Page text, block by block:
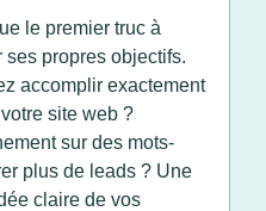
le premier truc à
propres objectifs.
accomplir exactement
site web ?
sur des mots-
plus de leads ? Une
claire de vos